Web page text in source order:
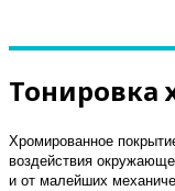
Тонировка
Хромированное
воздействия
и от малейших